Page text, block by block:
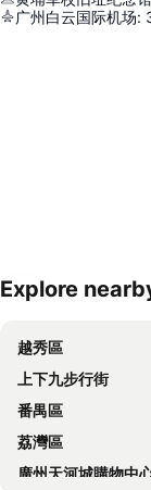
广州白云国际机场:
展開地圖
Explore
越秀區
上下九步行街
番禺區
荔灣區
廣州天河城購物中